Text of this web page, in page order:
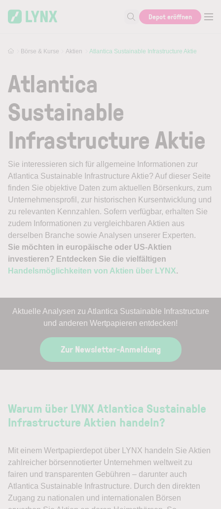
Suche nach Aktie, Autor...
Depot eröffnen
Börse & Kurse Aktien Atlantica Sustainable Infrastructure Aktie
Atlantica
Sustainable
Infrastructure Aktie
Sie interessieren sich für allgemeine Informationen zur
Atlantica Sustainable Infrastructure Aktie? Auf dieser Seite
finden Sie objektive Daten zum aktuellen Börsenkurs, zum
Unternehmensprofil, zur historischen Kursentwicklung und
zu relevanten Kennzahlen. Sofern verfügbar, erhalten Sie
zudem Informationen zu vergleichbaren Aktien aus
derselben Branche sowie Analysen unserer Experten.
Sie möchten in europäische oder US-Aktien
investieren? Entdecken Sie die vielfältigen
Handelsmöglichkeiten von Aktien über LYNX.
Aktuelle Analysen zu Atlantica Sustainable Infrastructure
und anderen Wertpapieren entdecken!
Zur Newsletter-Anmeldung
Warum über LYNX Atlantica Sustainable
Infrastructure Aktien handeln?
Mit einem Wertpapierdepot über LYNX handeln Sie Aktien
zahlreicher börsennotierter Unternehmen weltweit zu
fairen und transparenten Gebühren – darunter auch
Atlantica Sustainable Infrastructure. Durch den direkten
Zugang zu nationalen und internationalen Börsen